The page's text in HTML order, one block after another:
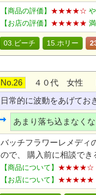
【商品の評価】 ★★★★☆
【お店の評価】 ★★★★★
03.ビーチ 15.ホリー
No.26 ４０代 女性 〔
日常的に波動をあげてお
あまり落ち込まなく
バッチフラワーレメディ
ので、 購入前に相談でき
【商品について】 ★★★★☆
【お店について】 ★★★★★